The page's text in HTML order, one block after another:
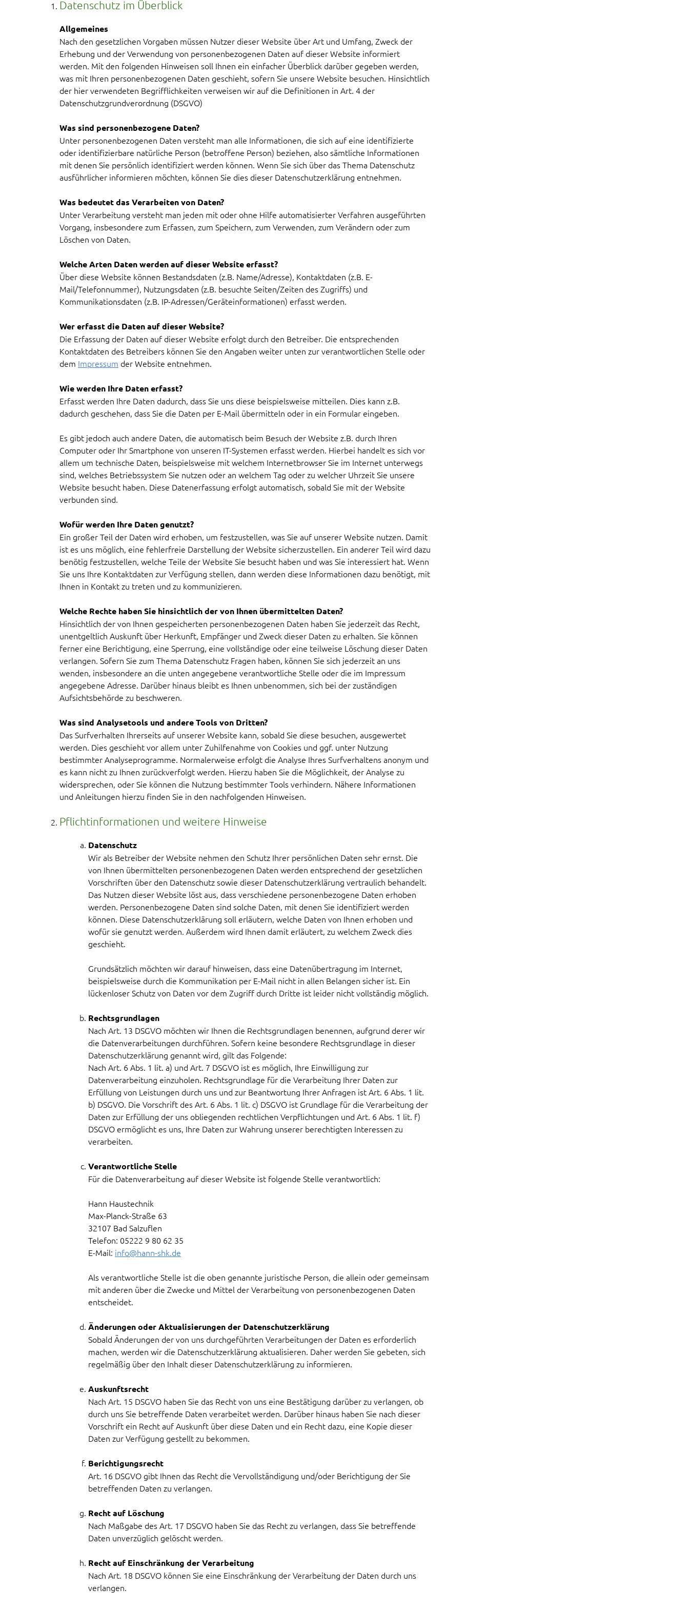
Datenschutz im Überblick
Allgemeines
Nach den gesetzlichen Vorgaben müssen Nutzer dieser Website über Art und Umfang, Zweck der
Erhebung und der Verwendung von personenbezogenen Daten auf dieser Website informiert
werden. Mit den folgenden Hinweisen soll Ihnen ein einfacher Überblick darüber gegeben werden,
was mit Ihren personenbezogenen Daten geschieht, sofern Sie unsere Website besuchen. Hinsichtlich
der hier verwendeten Begrifflichkeiten verweisen wir auf die Definitionen in Art. 4 der
Datenschutzgrundverordnung (DSGVO)
Was sind personenbezogene Daten?
Unter personenbezogenen Daten versteht man alle Informationen, die sich auf eine identifizierte
oder identifizierbare natürliche Person (betroffene Person) beziehen, also sämtliche Informationen
mit denen Sie persönlich identifiziert werden können. Wenn Sie sich über das Thema Datenschutz
ausführlicher informieren möchten, können Sie dies dieser Datenschutzerklärung entnehmen.
Was bedeutet das Verarbeiten von Daten?
Unter Verarbeitung versteht man jeden mit oder ohne Hilfe automatisierter Verfahren ausgeführten
Vorgang, insbesondere zum Erfassen, zum Speichern, zum Verwenden, zum Verändern oder zum
Löschen von Daten.
Welche Arten Daten werden auf dieser Website erfasst?
Über diese Website können Bestandsdaten (z.B. Name/Adresse), Kontaktdaten (z.B. E-
Mail/Telefonnummer), Nutzungsdaten (z.B. besuchte Seiten/Zeiten des Zugriffs) und
Kommunikationsdaten (z.B. IP-Adressen/Geräteinformationen) erfasst werden.
Wer erfasst die Daten auf dieser Website?
Die Erfassung der Daten auf dieser Website erfolgt durch den Betreiber. Die entsprechenden
Kontaktdaten des Betreibers können Sie den Angaben weiter unten zur verantwortlichen Stelle oder
dem Impressum der Website entnehmen.
Wie werden Ihre Daten erfasst?
Erfasst werden Ihre Daten dadurch, dass Sie uns diese beispielsweise mitteilen. Dies kann z.B.
dadurch geschehen, dass Sie die Daten per E-Mail übermitteln oder in ein Formular eingeben.
Es gibt jedoch auch andere Daten, die automatisch beim Besuch der Website z.B. durch Ihren
Computer oder Ihr Smartphone von unseren IT-Systemen erfasst werden. Hierbei handelt es sich vor
allem um technische Daten, beispielsweise mit welchem Internetbrowser Sie im Internet unterwegs
sind, welches Betriebssystem Sie nutzen oder an welchem Tag oder zu welcher Uhrzeit Sie unsere
Website besucht haben. Diese Datenerfassung erfolgt automatisch, sobald Sie mit der Website
verbunden sind.
Wofür werden Ihre Daten genutzt?
Ein großer Teil der Daten wird erhoben, um festzustellen, was Sie auf unserer Website nutzen. Damit
ist es uns möglich, eine fehlerfreie Darstellung der Website sicherzustellen. Ein anderer Teil wird dazu
benötig festzustellen, welche Teile der Website Sie besucht haben und was Sie interessiert hat. Wenn
Sie uns Ihre Kontaktdaten zur Verfügung stellen, dann werden diese Informationen dazu benötigt, mit
Ihnen in Kontakt zu treten und zu kommunizieren.
Welche Rechte haben Sie hinsichtlich der von Ihnen übermittelten Daten?
Hinsichtlich der von Ihnen gespeicherten personenbezogenen Daten haben Sie jederzeit das Recht,
unentgeltlich Auskunft über Herkunft, Empfänger und Zweck dieser Daten zu erhalten. Sie können
ferner eine Berichtigung, eine Sperrung, eine vollständige oder eine teilweise Löschung dieser Daten
verlangen. Sofern Sie zum Thema Datenschutz Fragen haben, können Sie sich jederzeit an uns
wenden, insbesondere an die unten angegebene verantwortliche Stelle oder die im Impressum
angegebene Adresse. Darüber hinaus bleibt es Ihnen unbenommen, sich bei der zuständigen
Aufsichtsbehörde zu beschweren.
Was sind Analysetools und andere Tools von Dritten?
Das Surfverhalten Ihrerseits auf unserer Website kann, sobald Sie diese besuchen, ausgewertet
werden. Dies geschieht vor allem unter Zuhilfenahme von Cookies und ggf. unter Nutzung
bestimmter Analyseprogramme. Normalerweise erfolgt die Analyse Ihres Surfverhaltens anonym und
es kann nicht zu Ihnen zurückverfolgt werden. Hierzu haben Sie die Möglichkeit, der Analyse zu
widersprechen, oder Sie können die Nutzung bestimmter Tools verhindern. Nähere Informationen
und Anleitungen hierzu finden Sie in den nachfolgenden Hinweisen.
Pflichtinformationen und weitere Hinweise
Datenschutz
Wir als Betreiber der Website nehmen den Schutz Ihrer persönlichen Daten sehr ernst. Die
von Ihnen übermittelten personenbezogenen Daten werden entsprechend der gesetzlichen
Vorschriften über den Datenschutz sowie dieser Datenschutzerklärung vertraulich behandelt.
Das Nutzen dieser Website löst aus, dass verschiedene personenbezogene Daten erhoben
werden. Personenbezogene Daten sind solche Daten, mit denen Sie identifiziert werden
können. Diese Datenschutzerklärung soll erläutern, welche Daten von Ihnen erhoben und
wofür sie genutzt werden. Außerdem wird Ihnen damit erläutert, zu welchem Zweck dies
geschieht.
Grundsätzlich möchten wir darauf hinweisen, dass eine Datenübertragung im Internet,
beispielsweise durch die Kommunikation per E-Mail nicht in allen Belangen sicher ist. Ein
lückenloser Schutz von Daten vor dem Zugriff durch Dritte ist leider nicht vollständig möglich.
Rechtsgrundlagen
Nach Art. 13 DSGVO möchten wir Ihnen die Rechtsgrundlagen benennen, aufgrund derer wir
die Datenverarbeitungen durchführen. Sofern keine besondere Rechtsgrundlage in dieser
Datenschutzerklärung genannt wird, gilt das Folgende:
Nach Art. 6 Abs. 1 lit. a) und Art. 7 DSGVO ist es möglich, Ihre Einwilligung zur
Datenverarbeitung einzuholen. Rechtsgrundlage für die Verarbeitung Ihrer Daten zur
Erfüllung von Leistungen durch uns und zur Beantwortung Ihrer Anfragen ist Art. 6 Abs. 1 lit.
b) DSGVO. Die Vorschrift des Art. 6 Abs. 1 lit. c) DSGVO ist Grundlage für die Verarbeitung der
Daten zur Erfüllung der uns obliegenden rechtlichen Verpflichtungen und Art. 6 Abs. 1 lit. f)
DSGVO ermöglicht es uns, Ihre Daten zur Wahrung unserer berechtigten Interessen zu
verarbeiten.
Verantwortliche Stelle
Für die Datenverarbeitung auf dieser Website ist folgende Stelle verantwortlich:
Hann Haustechnik
Max-Planck-Straße 63
32107 Bad Salzuflen
Telefon: 05222 9 80 62 35
E-Mail: info@hann-shk.de
Als verantwortliche Stelle ist die oben genannte juristische Person, die allein oder gemeinsam
mit anderen über die Zwecke und Mittel der Verarbeitung von personenbezogenen Daten
entscheidet.
Änderungen oder Aktualisierungen der Datenschutzerklärung
Sobald Änderungen der von uns durchgeführten Verarbeitungen der Daten es erforderlich
machen, werden wir die Datenschutzerklärung aktualisieren. Daher werden Sie gebeten, sich
regelmäßig über den Inhalt dieser Datenschutzerklärung zu informieren.
Auskunftsrecht
Nach Art. 15 DSGVO haben Sie das Recht von uns eine Bestätigung darüber zu verlangen, ob
durch uns Sie betreffende Daten verarbeitet werden. Darüber hinaus haben Sie nach dieser
Vorschrift ein Recht auf Auskunft über diese Daten und ein Recht dazu, eine Kopie dieser
Daten zur Verfügung gestellt zu bekommen.
Berichtigungsrecht
Art. 16 DSGVO gibt Ihnen das Recht die Vervollständigung und/oder Berichtigung der Sie
betreffenden Daten zu verlangen.
Recht auf Löschung
Nach Maßgabe des Art. 17 DSGVO haben Sie das Recht zu verlangen, dass Sie betreffende
Daten unverzüglich gelöscht werden.
Recht auf Einschränkung der Verarbeitung
Nach Art. 18 DSGVO können Sie eine Einschränkung der Verarbeitung der Daten durch uns
verlangen.